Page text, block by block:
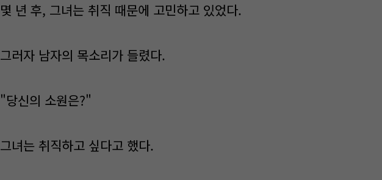
몇 년 후, 그녀는 취직 때문에 고민하고 있었다.
그러자 남자의 목소리가 들렸다.
"당신의 소원은?"
그녀는 취직하고 싶다고 했다.